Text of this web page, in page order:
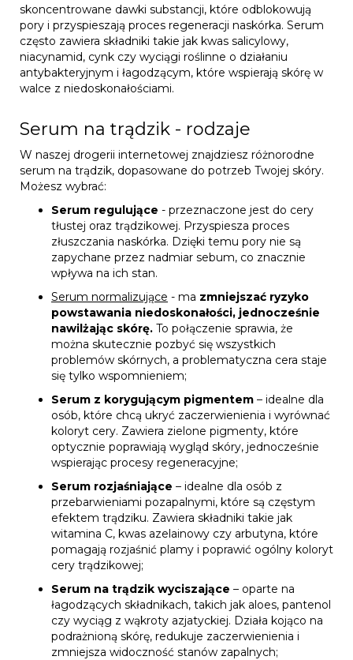
skoncentrowane dawki substancji, które odblokowują
pory i przyspieszają proces regeneracji naskórka. Serum
często zawiera składniki takie jak kwas salicylowy,
niacynamid, cynk czy wyciągi roślinne o działaniu
antybakteryjnym i łagodzącym, które wspierają skórę w
walce z niedoskonałościami.
Serum na trądzik - rodzaje
W naszej drogerii internetowej znajdziesz różnorodne
serum na trądzik, dopasowane do potrzeb Twojej skóry.
Możesz wybrać:
Serum regulujące - przeznaczone jest do cery
tłustej oraz trądzikowej. Przyspiesza proces
złuszczania naskórka. Dzięki temu pory nie są
zapychane przez nadmiar sebum, co znacznie
wpływa na ich stan.
Serum normalizujące - ma zmniejszać ryzyko
powstawania niedoskonałości, jednocześnie
nawilżając skórę. To połączenie sprawia, że
można skutecznie pozbyć się wszystkich
problemów skórnych, a problematyczna cera staje
się tylko wspomnieniem;
Serum z korygującym pigmentem – idealne dla
osób, które chcą ukryć zaczerwienienia i wyrównać
koloryt cery. Zawiera zielone pigmenty, które
optycznie poprawiają wygląd skóry, jednocześnie
wspierając procesy regeneracyjne;
Serum rozjaśniające – idealne dla osób z
przebarwieniami pozapalnymi, które są częstym
efektem trądziku. Zawiera składniki takie jak
witamina C, kwas azelainowy czy arbutyna, które
pomagają rozjaśnić plamy i poprawić ogólny koloryt
cery trądzikowej;
Serum na trądzik wyciszające – oparte na
łagodzących składnikach, takich jak aloes, pantenol
czy wyciąg z wąkroty azjatyckiej. Działa kojąco na
podrażnioną skórę, redukuje zaczerwienienia i
zmniejsza widoczność stanów zapalnych;